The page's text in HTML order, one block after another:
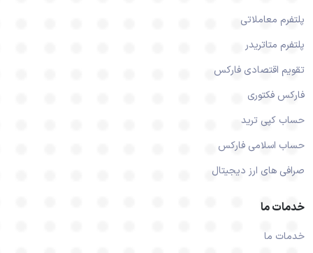
پلتفرم معاملاتی
پلتفرم متاتریدر
تقویم اقتصادی فارکس
فارکس فکتوری
حساب کپی ترید
حساب اسلامی فارکس
صرافی های ارز دیجیتال
خدمات ما
خدمات ما